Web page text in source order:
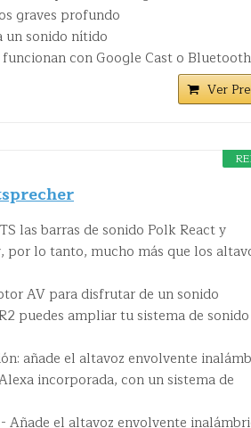
graves profundo
un sonido nítido
con Google Cast o Bluetooth
Ver
las barras de sonido Polk React y
lo tanto, mucho más que los
AV para disfrutar de un sonido
puedes ampliar tu sistema de
añade el altavoz envolvente
incorporada, con un sistema de
Añade el altavoz envolvente